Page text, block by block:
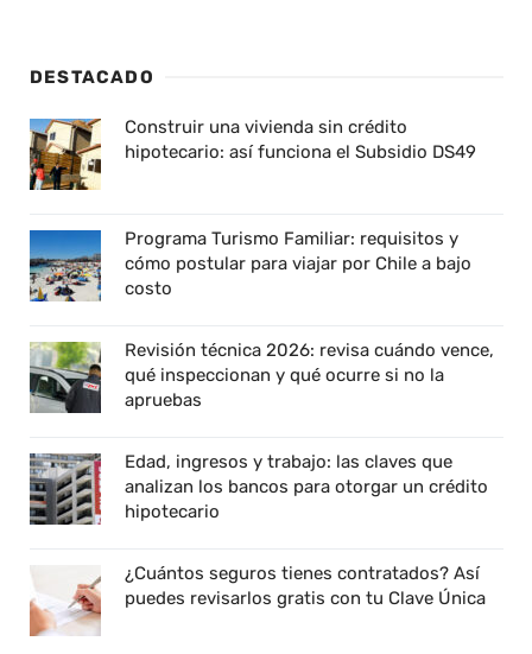
DESTACADO
Construir una vivienda sin crédito
hipotecario: así funciona el Subsidio DS49
Programa Turismo Familiar: requisitos y
cómo postular para viajar por Chile a bajo
costo
Revisión técnica 2026: revisa cuándo vence,
qué inspeccionan y qué ocurre si no la
apruebas
Edad, ingresos y trabajo: las claves que
analizan los bancos para otorgar un crédito
hipotecario
¿Cuántos seguros tienes contratados? Así
puedes revisarlos gratis con tu Clave Única